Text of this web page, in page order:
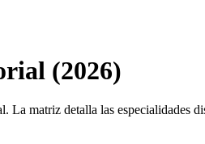
(2026)
matriz detalla las especialidades